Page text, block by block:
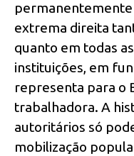
permanentemente
extrema direita
quanto em todas
instituições, em
representa para o
trabalhadora. A
autoritários só
mobilização